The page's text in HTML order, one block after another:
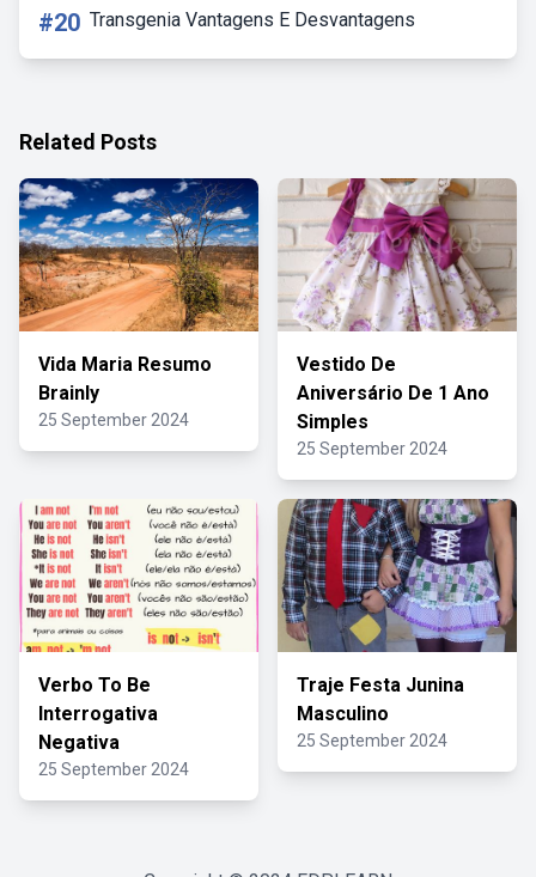
#20 Transgenia Vantagens E Desvantagens
Related Posts
Vida Maria Resumo
Brainly
25 September 2024
Vestido De
Aniversário De 1 Ano
Simples
25 September 2024
Verbo To Be
Interrogativa
Negativa
25 September 2024
Traje Festa Junina
Masculino
25 September 2024